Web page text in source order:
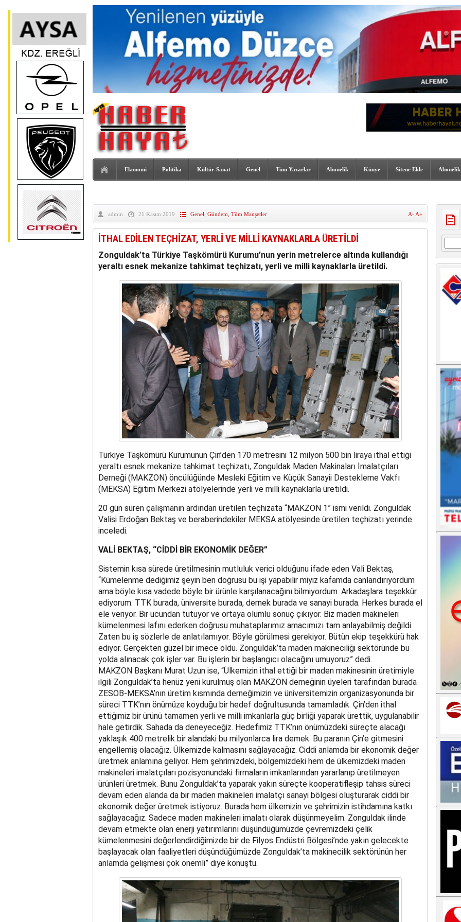
Ekonomi Politika Kültür-Sanat Genel Tüm Yazarlar Abonelik Künye Sitene Ekle Abonelik
admin 21 Kasım 2019 Genel Gündem Tüm Manşetler A- A+
İTHAL EDİLEN TEÇHİZAT, YERLİ VE MİLLİ KAYNAKLARLA ÜRETİLDİ
Zonguldak’ta Türkiye Taşkömürü Kurumu’nun yerin metrelerce altında kullandığı
yeraltı esnek mekanize tahkimat teçhizatı, yerli ve milli kaynaklarla üretildi.
Türkiye Taşkömürü Kurumunun Çin’den 170 metresini 12 milyon 500 bin liraya ithal ettiği
yeraltı esnek mekanize tahkimat teçhizatı, Zonguldak Maden Makinaları İmalatçıları
Derneği (MAKZON) öncülüğünde Mesleki Eğitim ve Küçük Sanayii Destekleme Vakfı
(MEKSA) Eğitim Merkezi atölyelerinde yerli ve milli kaynaklarla üretildi.
20 gün süren çalışmanın ardından üretilen teçhizata “MAKZON 1” ismi verildi. Zonguldak
Valisi Erdoğan Bektaş ve beraberindekiler MEKSA atölyesinde üretilen teçhizatı yerinde
inceledi.
VALİ BEKTAŞ, “CİDDİ BİR EKONOMİK DEĞER”
Sistemin kısa sürede üretilmesinin mutluluk verici olduğunu ifade eden Vali Bektaş,
“Kümelenme dediğimiz şeyin ben doğrusu bu işi yapabilir miyiz kafamda canlandırıyordum
ama böyle kısa vadede böyle bir ürünle karşılanacağını bilmiyordum. Arkadaşlara teşekkür
ediyorum. TTK burada, üniversite burada, dernek burada ve sanayi burada. Herkes burada el
ele veriyor. Bir ucundan tutuyor ve ortaya olumlu sonuç çıkıyor. Biz maden makineleri
kümelenmesi lafını ederken doğrusu muhataplarımız amacımızı tam anlayabilmiş değildi.
Zaten bu iş sözlerle de anlatılamıyor. Böyle görülmesi gerekiyor. Bütün ekip teşekkürü hak
ediyor. Gerçekten güzel bir imece oldu. Zonguldak’ta maden makineciliği sektöründe bu
yolda alınacak çok işler var. Bu işlerin bir başlangıcı olacağını umuyoruz” dedi.
MAKZON Başkanı Murat Uzun ise, “Ülkemizin ithal ettiği bir maden makinesinin üretimiyle
ilgili Zonguldak’ta henüz yeni kurulmuş olan MAKZON derneğinin üyeleri tarafından burada
ZESOB-MEKSA’nın üretim kısmında derneğimizin ve üniversitemizin organizasyonunda bir
süreci TTK’nın önümüze koyduğu bir hedef doğrultusunda tamamladık. Çin’den ithal
ettiğimiz bir ürünü tamamen yerli ve milli imkanlarla güç birliği yaparak ürettik, uygulanabilir
hale getirdik. Sahada da deneyeceğiz. Hedefimiz TTK’nın önümüzdeki süreçte alacağı
yaklaşık 400 metrelik bir alandaki bu milyonlarca lira demek. Bu paranın Çin’e gitmesini
engellemiş olacağız. Ülkemizde kalmasını sağlayacağız. Ciddi anlamda bir ekonomik değer
üretmek anlamına geliyor. Hem şehrimizdeki, bölgemizdeki hem de ülkemizdeki maden
makineleri imalatçıları pozisyonundaki firmaların imkanlarından yararlanıp üretilmeyen
ürünleri üretmek. Bunu Zonguldak’ta yaparak yakın süreçte kooperatifleşip tahsis süreci
devam eden alanda da bir maden makineleri imalatçı sanayi bölgesi oluşturarak ciddi bir
ekonomik değer üretmek istiyoruz. Burada hem ülkemizin ve şehrimizin istihdamına katkı
sağlayacağız. Sadece maden makineleri imalatı olarak düşünmeyelim. Zonguldak ilinde
devam etmekte olan enerji yatırımlarını düşündüğümüzde çevremizdeki çelik
kümelenmesini değerlendirdiğimizde bir de Filyos Endüstri Bölgesi’nde yakın gelecekte
başlayacak olan faaliyetleri düşündüğümüzde Zonguldak’ta makinecilik sektörünün her
anlamda gelişmesi çok önemli” diye konuştu.
Arama: